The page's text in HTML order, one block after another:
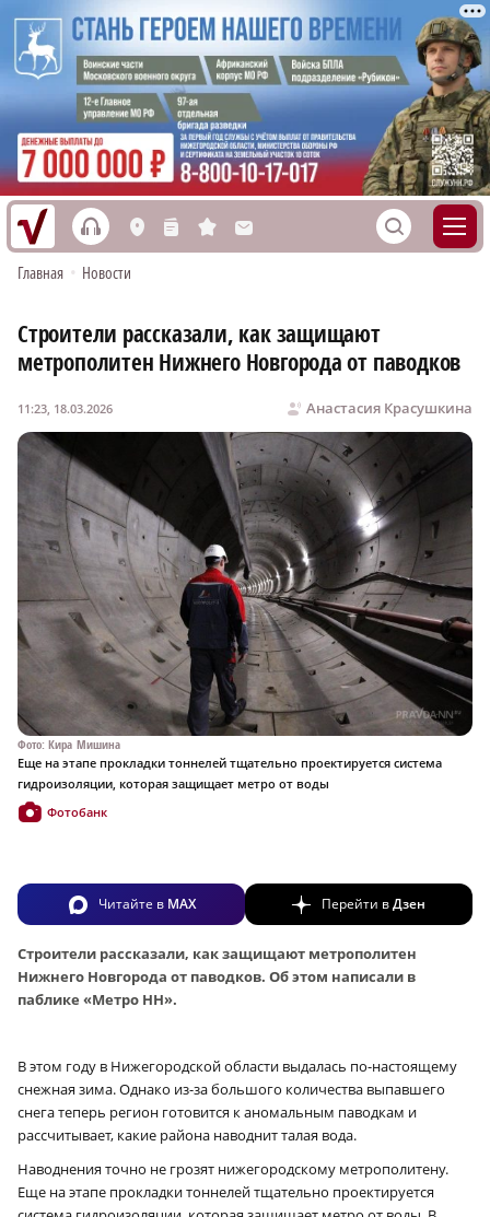
h L n s M S
Главная • Новости
Строители рассказали, как защищают
метрополитен Нижнего Новгорода от паводков
Анастасия Красушкина
11:23, 18.03.2026
Фото: Кира Мишина
Еще на этапе прокладки тоннелей тщательно проектируется система
гидроизоляции, которая защищает метро от воды
Фотобанк
Читайте в MAX Перейти вДзен
Строители рассказали, как защищают метрополитен
Нижнего Новгорода от паводков. Об этом написали в
паблике «Метро НН».
В этом году в Нижегородской области выдалась по-настоящему
снежная зима. Однако из-за большого количества выпавшего
снега теперь регион готовится к аномальным паводкам и
рассчитывает, какие района наводнит талая вода.
Наводнения точно не грозят нижегородскому метрополитену.
Еще на этапе прокладки тоннелей тщательно проектируется